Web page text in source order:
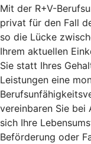
Mit der R+V-
privat für den Fall
so die Lücke
Ihrem aktuellen
Sie statt Ihres
Leistungen eine
vereinbaren Sie bei
sich Ihre
Beförderung oder